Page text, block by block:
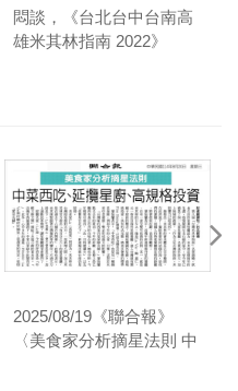
悶談，《台北台中台南高
雄米其林指南 2022》
2025/08/19《聯合報》
〈美食家分析摘星法則 中